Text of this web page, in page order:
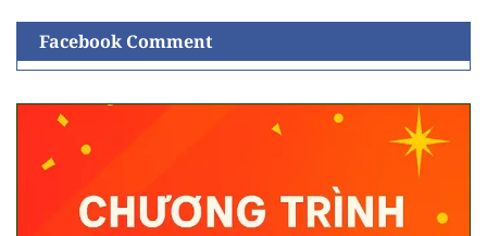
Facebook Comment